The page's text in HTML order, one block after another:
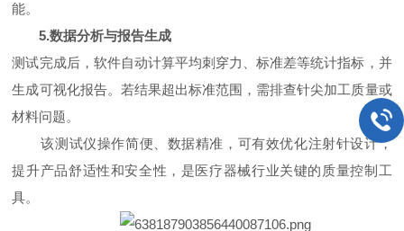
能。
5.数据分析与报告生成
测试完成后，软件自动计算平均刺穿力、标准差等统计指标，并
生成可视化报告。若结果超出标准范围，需排查针尖加工质量或
材料问题。
该测试仪操作简便、数据精准，可有效优化注射针设计，
提升产品舒适性和安全性，是医疗器械行业关键的质量控制工
具。